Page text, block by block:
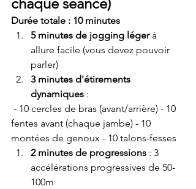
Durée totale : 10 minutes
5 minutes de jogging léger à
allure facile (vous devez pouvoir
parler)
3 minutes d'étirements
dynamiques :
- 10 cercles de bras (avant/arrière) - 10
fentes avant (chaque jambe) - 10
montées de genoux - 10 talons-fesses
2 minutes de progressions : 3
accélérations progressives de 50-
100m